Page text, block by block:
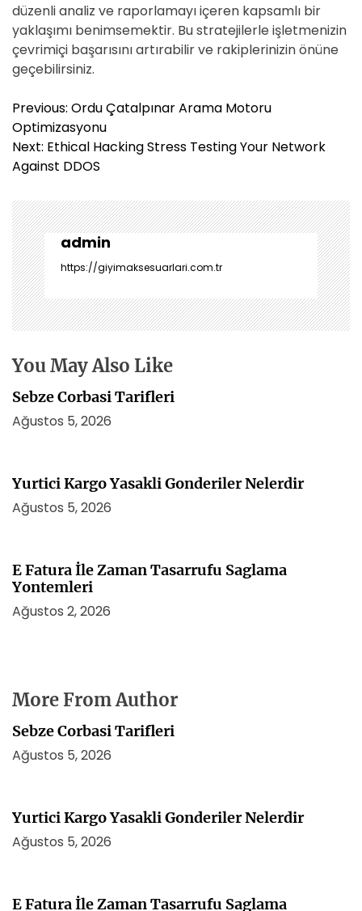
düzenli analiz ve raporlamayı içeren kapsamlı bir
yaklaşımı benimsemektir. Bu stratejilerle işletmenizin
çevrimiçi başarısını artırabilir ve rakiplerinizin önüne
geçebilirsiniz.
Y
a
z
ı
e
z
i
n
m
e
s
Previous: Ordu Çatalpınar Arama Motoru
Optimizasyonu
Next: Ethical Hacking Stress Testing Your Network
Against DDOS
admin
https://giyimaksesuarlari.com.tr
You May Also Like
Sebze Corbasi Tarifleri
Ağustos 5, 2026
Yurtici Kargo Yasakli Gonderiler Nelerdir
Ağustos 5, 2026
E Fatura İle Zaman Tasarrufu Saglama
Yontemleri
Ağustos 2, 2026
More From Author
Sebze Corbasi Tarifleri
Ağustos 5, 2026
Yurtici Kargo Yasakli Gonderiler Nelerdir
Ağustos 5, 2026
E Fatura İle Zaman Tasarrufu Saglama